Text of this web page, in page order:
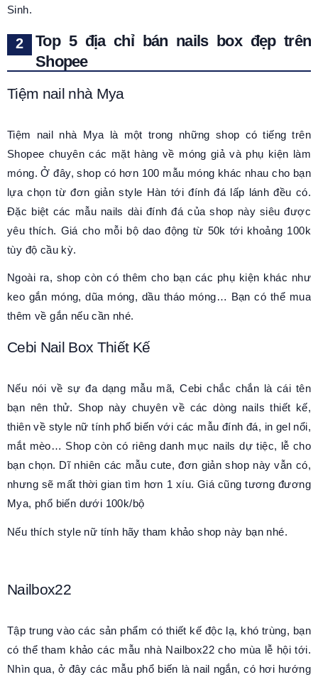
Sinh.
Top 5 địa chỉ bán nails box đẹp trên
Shopee
Tiệm nail nhà Mya
Tiệm nail nhà Mya là một trong những shop có tiếng trên
Shopee chuyên các mặt hàng về móng giả và phụ kiện làm
móng. Ở đây, shop có hơn 100 mẫu móng khác nhau cho bạn
lựa chọn từ đơn giản style Hàn tới đính đá lấp lánh đều có.
Đặc biệt các mẫu nails dài đính đá của shop này siêu được
yêu thích. Giá cho mỗi bộ dao động từ 50k tới khoảng 100k
tùy độ cầu kỳ.
Ngoài ra, shop còn có thêm cho bạn các phụ kiện khác như
keo gắn móng, dũa móng, dầu tháo móng… Bạn có thể mua
thêm về gắn nếu cần nhé.
Cebi Nail Box Thiết Kế
Nếu nói về sự đa dạng mẫu mã, Cebi chắc chắn là cái tên
bạn nên thử. Shop này chuyên về các dòng nails thiết kế,
thiên về style nữ tính phổ biến với các mẫu đính đá, in gel nổi,
mắt mèo… Shop còn có riêng danh mục nails dự tiệc, lễ cho
bạn chọn. Dĩ nhiên các mẫu cute, đơn giản shop này vẫn có,
nhưng sẽ mất thời gian tìm hơn 1 xíu. Giá cũng tương đương
Mya, phổ biến dưới 100k/bộ
Nếu thích style nữ tính hãy tham khảo shop này bạn nhé.
Nailbox22
Tập trung vào các sản phẩm có thiết kế độc lạ, khó trùng, bạn
có thể tham khảo các mẫu nhà Nailbox22 cho mùa lễ hội tới.
Nhìn qua, ở đây các mẫu phổ biến là nail ngắn, có hơi hướng